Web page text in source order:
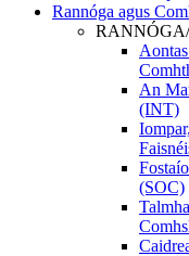
Rannóga agus
An
(INT)
(SOC)